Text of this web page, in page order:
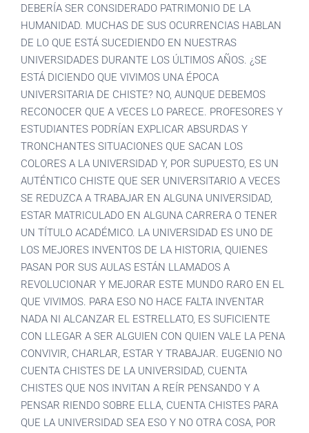
DEBERÍA SER CONSIDERADO PATRIMONIO DE LA
HUMANIDAD. MUCHAS DE SUS OCURRENCIAS HABLAN
DE LO QUE ESTÁ SUCEDIENDO EN NUESTRAS
UNIVERSIDADES DURANTE LOS ÚLTIMOS AÑOS. ¿SE
ESTÁ DICIENDO QUE VIVIMOS UNA ÉPOCA
UNIVERSITARIA DE CHISTE? NO, AUNQUE DEBEMOS
RECONOCER QUE A VECES LO PARECE. PROFESORES Y
ESTUDIANTES PODRÍAN EXPLICAR ABSURDAS Y
TRONCHANTES SITUACIONES QUE SACAN LOS
COLORES A LA UNIVERSIDAD Y, POR SUPUESTO, ES UN
AUTÉNTICO CHISTE QUE SER UNIVERSITARIO A VECES
SE REDUZCA A TRABAJAR EN ALGUNA UNIVERSIDAD,
ESTAR MATRICULADO EN ALGUNA CARRERA O TENER
UN TÍTULO ACADÉMICO. LA UNIVERSIDAD ES UNO DE
LOS MEJORES INVENTOS DE LA HISTORIA, QUIENES
PASAN POR SUS AULAS ESTÁN LLAMADOS A
REVOLUCIONAR Y MEJORAR ESTE MUNDO RARO EN EL
QUE VIVIMOS. PARA ESO NO HACE FALTA INVENTAR
NADA NI ALCANZAR EL ESTRELLATO, ES SUFICIENTE
CON LLEGAR A SER ALGUIEN CON QUIEN VALE LA PENA
CONVIVIR, CHARLAR, ESTAR Y TRABAJAR. EUGENIO NO
CUENTA CHISTES DE LA UNIVERSIDAD, CUENTA
CHISTES QUE NOS INVITAN A REÍR PENSANDO Y A
PENSAR RIENDO SOBRE ELLA, CUENTA CHISTES PARA
QUE LA UNIVERSIDAD SEA ESO Y NO OTRA COSA, POR